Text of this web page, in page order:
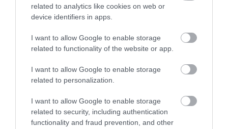
related to analytics like cookies on web or
device identifiers in apps.
I want to allow Google to enable storage
related to functionality of the website or app.
I want to allow Google to enable storage
related to personalization.
I want to allow Google to enable storage
related to security, including authentication
functionality and fraud prevention, and other